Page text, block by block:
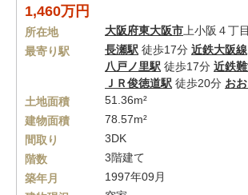
1,460万円
所在地 大阪府東大阪市 上小阪４丁目
最寄り駅
長瀬駅 徒歩17分 近鉄大阪線
八戸ノ里駅 徒歩17分 近鉄
ＪＲ俊徳道駅 徒歩20分 お
土地面積
51.36m²
建物面積
78.57m²
間取り
3DK
階数
3階建て
築年月
1997年09月